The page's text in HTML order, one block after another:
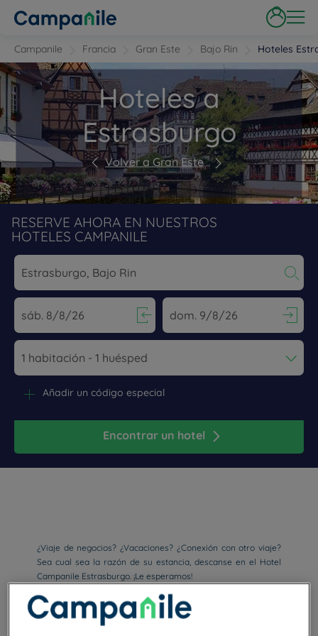
Campanile Francia Gran Este Bajo Rin Hoteles
Hoteles a
Estrasburgo
Volver a Gran Este
RESERVE AHORA EN NUESTROS
HOTELES CAMPANILE
Navigate forward to interact with the calendar and select a
Navigate backward to interact
Encontrar un hotel
Añadir un código especial
¿Viaje de negocios? ¿Vacaciones? ¿Conexión con otro viaje?
Sea cual sea la razón de su estancia, descanse en el Hotel
Campanile Estrasburgo. ¡Le esperamos!